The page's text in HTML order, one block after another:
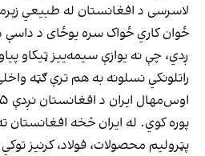
لاسرسی د افغانستان له طبيعي
ځوان کاري ځواک سره يوځای د
ږدي، چې نه يوازې سيمه‌ييز ټیکاو
راتلونکي نسلونه به هم ترې ګټه
پوره کوي. له ايران څخه افغانستان
پټروليم محصولات، فولاد، کرنيز